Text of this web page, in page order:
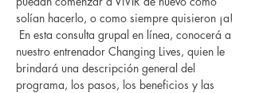
solían hacerlo, o como siempre quisieron ¡a!
En esta consulta grupal en línea, conocerá a
nuestro entrenador Changing Lives, quien le
brindará una descripción general del
programa, los pasos, los beneficios y las